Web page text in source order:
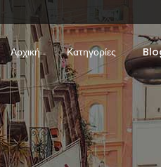
Αρχική Κατηγορίες